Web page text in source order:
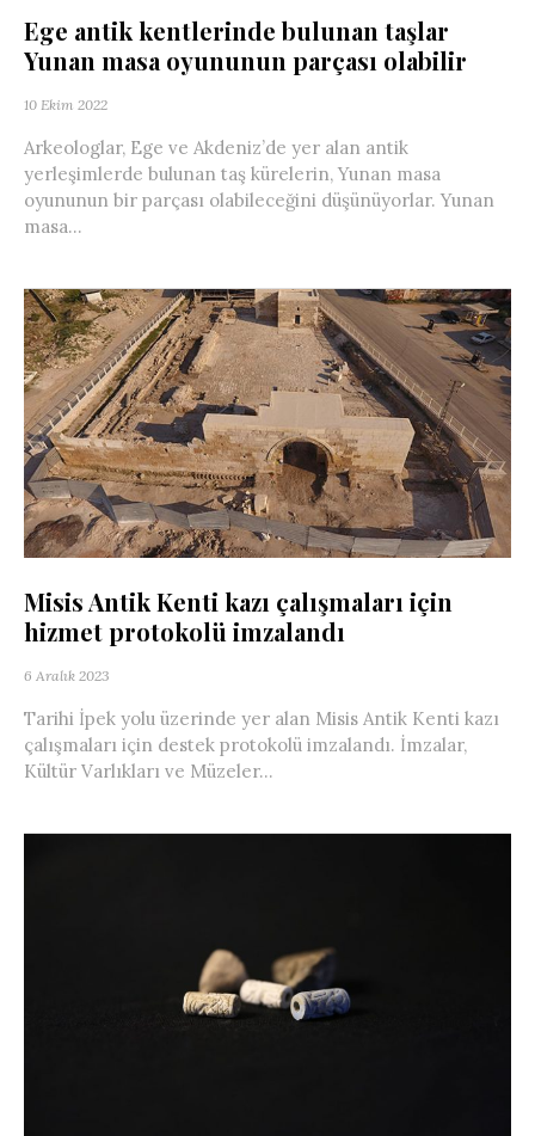
Ege antik kentlerinde bulunan taşlar
Yunan masa oyununun parçası olabilir
10 Ekim 2022
Arkeologlar, Ege ve Akdeniz’de yer alan antik
yerleşimlerde bulunan taş kürelerin, Yunan masa
oyununun bir parçası olabileceğini düşünüyorlar. Yunan
masa...
Misis Antik Kenti kazı çalışmaları için
hizmet protokolü imzalandı
6 Aralık 2023
Tarihi İpek yolu üzerinde yer alan Misis Antik Kenti kazı
çalışmaları için destek protokolü imzalandı. İmzalar,
Kültür Varlıkları ve Müzeler...